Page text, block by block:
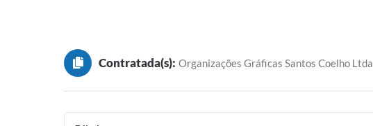
Contratada(s): Organizações Gráficas Santos Coelho Ltda